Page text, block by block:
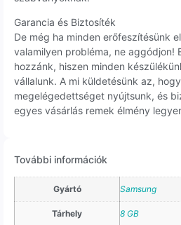
Garancia és Biztosíték
De még ha minden erőfeszítésünk
valamilyen probléma, ne aggódjon!
hozzánk, hiszen minden
vállalunk. A mi küldetésünk az,
megelégedettséget nyújtsunk, és
egyes vásárlás remek élmény
További információk
Gyártó Samsung
Tárhely 8 GB